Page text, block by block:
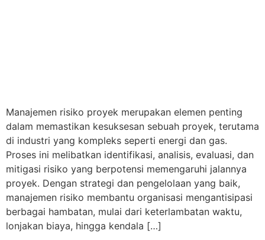
Manajemen risiko proyek merupakan elemen penting
dalam memastikan kesuksesan sebuah proyek, terutama
di industri yang kompleks seperti energi dan gas.
Proses ini melibatkan identifikasi, analisis, evaluasi, dan
mitigasi risiko yang berpotensi memengaruhi jalannya
proyek. Dengan strategi dan pengelolaan yang baik,
manajemen risiko membantu organisasi mengantisipasi
berbagai hambatan, mulai dari keterlambatan waktu,
lonjakan biaya, hingga kendala […]